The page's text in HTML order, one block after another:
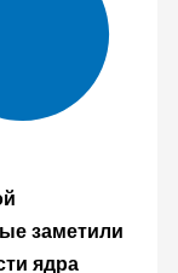
заметили
ядра